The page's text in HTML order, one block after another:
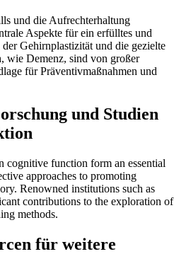
und die Aufrechterhaltung
Aspekte für ein erfülltes und
Gehirnplastizität und die gezielte
wie Demenz, sind von großer
für Präventivmaßnahmen und
und Studien
cognitive function form an essential
approaches to promoting
Renowned institutions such as
contributions to the exploration of
methods.
für weitere